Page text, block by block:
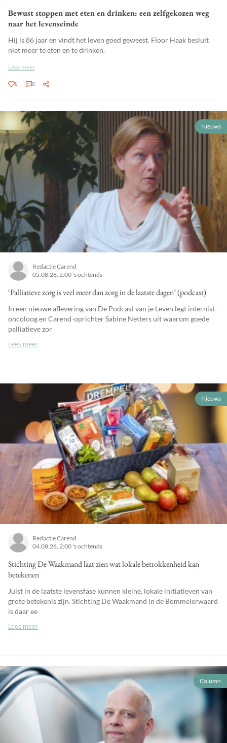
Bewust stoppen met eten en drinken: een zelfgekozen weg
naar het levenseinde
Hij is 86 jaar en vindt het leven goed geweest. Floor Haak besluit
niet meer te eten en te drinken.
Lees meer
0 0
Nieuws
Redactie Carend
05.08.26, 2:00 's ochtends
‘Palliatieve zorg is veel meer dan zorg in de laatste dagen’ (podcast)
In een nieuwe aflevering van De Podcast van je Leven legt internist-
oncoloog en Carend-oprichter Sabine Netters uit waarom goede
palliatieve zor
Lees meer
Nieuws
Redactie Carend
04.08.26, 2:00 's ochtends
Stichting De Waakmand laat zien wat lokale betrokkenheid kan
betekenen
Juist in de laatste levensfase kunnen kleine, lokale initiatieven van
grote betekenis zijn. Stichting De Waakmand in de Bommelerwaard
is daar ee
Lees meer
Column